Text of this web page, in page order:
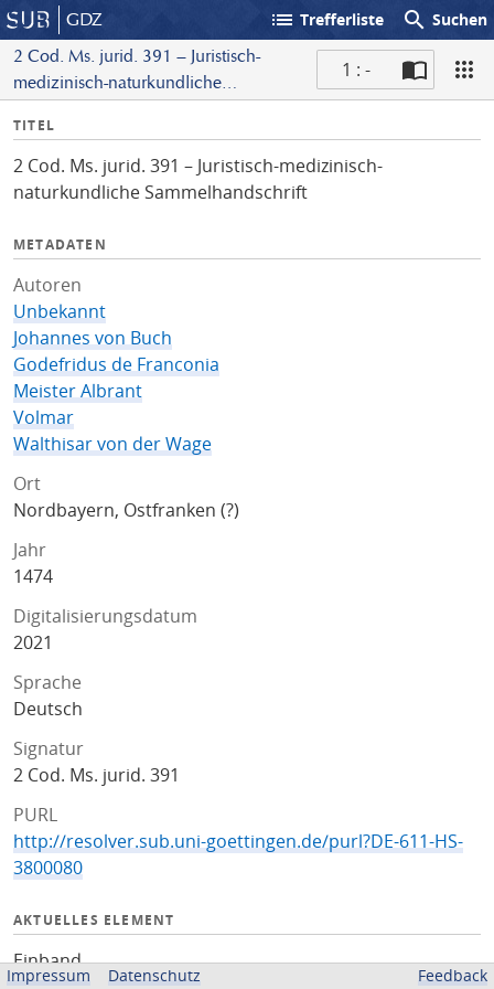
GDZ list Trefferliste search Suchen
2 Cod. Ms. jurid. 391 – Juristisch-
medizinisch-naturkundliche
1 : -
I
f
o
TITEL
2 Cod. Ms. jurid. 391 – Juristisch-medizinisch-
naturkundliche Sammelhandschrift
METADATEN
Autoren
Unbekannt
Johannes von Buch
Godefridus de Franconia
Meister Albrant
Volmar
Walthisar von der Wage
Ort
Nordbayern, Ostfranken (?)
Jahr
1474
Digitalisierungsdatum
2021
Sprache
Deutsch
Signatur
2 Cod. Ms. jurid. 391
PURL
http://resolver.sub.uni-goettingen.de/purl?DE-611-HS-
3800080
AKTUELLES ELEMENT
Einband
Impressum Datenschutz Feedback